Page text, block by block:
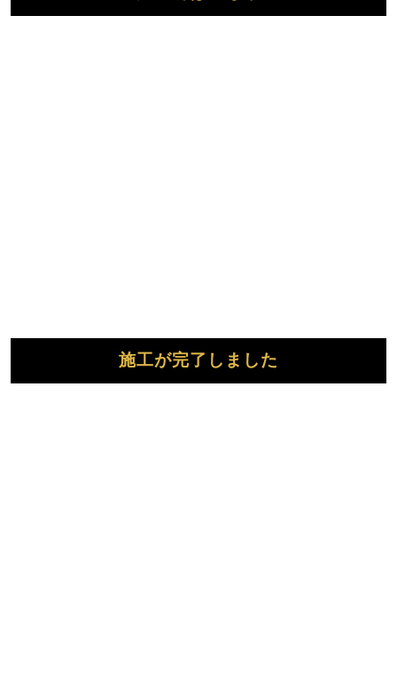
施工が完了しました